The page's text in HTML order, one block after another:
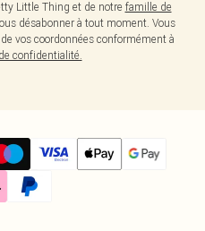
Little Thing et de notre famille de
désabonner à tout moment. Vous
vos coordonnées conformément à
confidentialité.